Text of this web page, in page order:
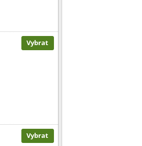
Vybrat
Vybrat